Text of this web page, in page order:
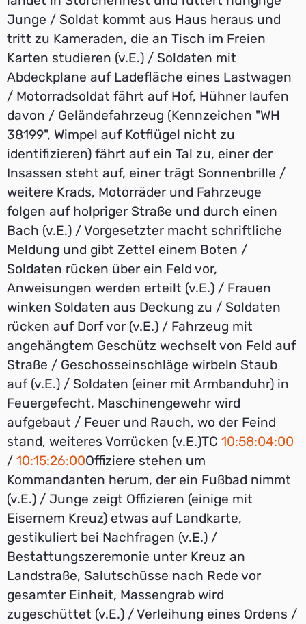
Junge / Soldat kommt aus Haus heraus und
tritt zu Kameraden, die an Tisch im Freien
Karten studieren (v.E.) / Soldaten mit
Abdeckplane auf Ladefläche eines Lastwagen
/ Motorradsoldat fährt auf Hof, Hühner laufen
davon / Geländefahrzeug (Kennzeichen "WH
38199", Wimpel auf Kotflügel nicht zu
identifizieren) fährt auf ein Tal zu, einer der
Insassen steht auf, einer trägt Sonnenbrille /
weitere Krads, Motorräder und Fahrzeuge
folgen auf holpriger Straße und durch einen
Bach (v.E.) / Vorgesetzter macht schriftliche
Meldung und gibt Zettel einem Boten /
Soldaten rücken über ein Feld vor,
Anweisungen werden erteilt (v.E.) / Frauen
winken Soldaten aus Deckung zu / Soldaten
rücken auf Dorf vor (v.E.) / Fahrzeug mit
angehängtem Geschütz wechselt von Feld auf
Straße / Geschosseinschläge wirbeln Staub
auf (v.E.) / Soldaten (einer mit Armbanduhr) in
Feuergefecht, Maschinengewehr wird
aufgebaut / Feuer und Rauch, wo der Feind
stand, weiteres Vorrücken (v.E.)TC 10:58:04:00
/ 10:15:26:00Offiziere stehen um
Kommandanten herum, der ein Fußbad nimmt
(v.E.) / Junge zeigt Offizieren (einige mit
Eisernem Kreuz) etwas auf Landkarte,
gestikuliert bei Nachfragen (v.E.) /
Bestattungszeremonie unter Kreuz an
Landstraße, Salutschüsse nach Rede vor
gesamter Einheit, Massengrab wird
zugeschüttet (v.E.) / Verleihung eines Ordens /